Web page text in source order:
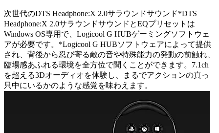
次世代のDTS Headphone:X 2.0サラウンドサウンド*DTS
Headphone:X 2.0サラウンドサウンドとEQプリセットは
Windows OS専用で、Logicool G HUBゲーミングソフトウェ
アが必要です。*Logicool G HUBソフトウェアによって提供
され、背後から忍び寄る敵の音や特殊能力の発動の前触れ、
臨場感あふれる環境を全方位で聞くことができます。7.1ch
を超える3Dオーディオを体験し、まるでアクションの真っ
只中にいるかのような感覚を味わえます。